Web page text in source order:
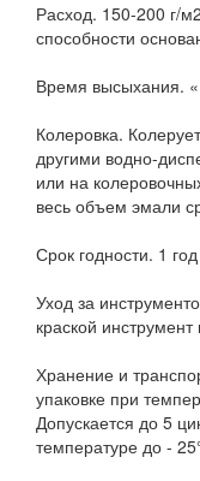
Расход. 150-200 г/
способности
Время высыхания.
Колеровка.
другими водно-
или на
весь объем эмали
Срок годности. 1
Уход за
краской
Хранение и
упаковке при
Допускается до 5
температуре до -